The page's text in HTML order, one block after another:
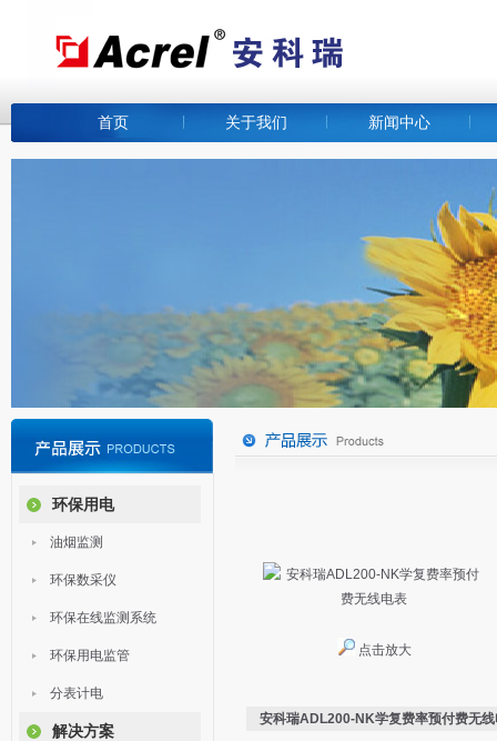
首页 关于我们 新闻中心
环保用电
油烟监测
环保数采仪
环保在线监测系统
环保用电监管
分表计电
解决方案
点击放大
安科瑞ADL200-NK学复费率预付费无线